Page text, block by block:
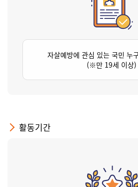
자살예방에 관심 있는 국민 누
(※만 19세 이상)
활동기간